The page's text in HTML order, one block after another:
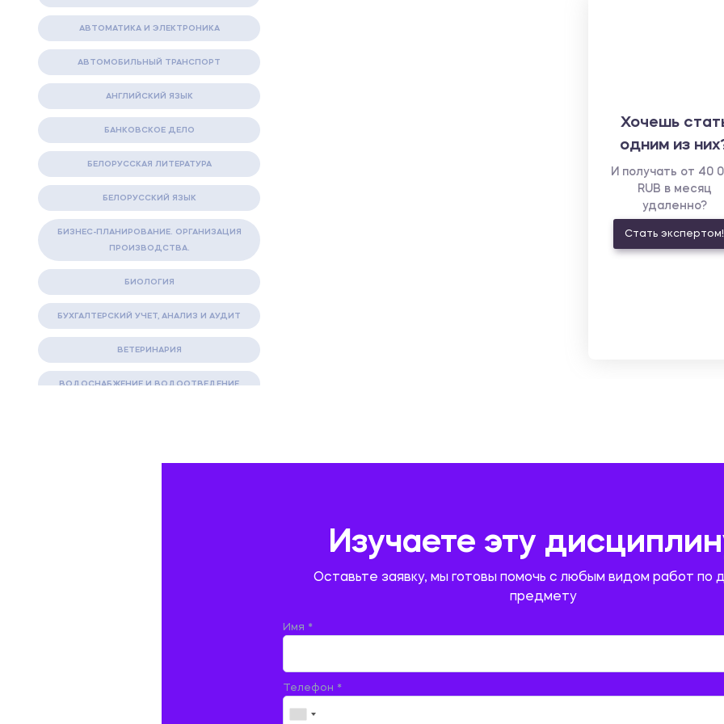
АВТОМАТИКА И ЭЛЕКТРОНИКА
АВТОМОБИЛЬНЫЙ ТРАНСПОРТ
АНГЛИЙСКИЙ ЯЗЫК
БАНКОВСКОЕ ДЕЛО
БЕЛОРУССКАЯ ЛИТЕРАТУРА
БЕЛОРУССКИЙ ЯЗЫК
БИЗНЕС-ПЛАНИРОВАНИЕ. ОРГАНИЗАЦИЯ
ПРОИЗВОДСТВА.
БИОЛОГИЯ
БУХГАЛТЕРСКИЙ УЧЕТ, АНАЛИЗ И АУДИТ
ВЕТЕРИНАРИЯ
ВОДОСНАБЖЕНИЕ И ВОДООТВЕДЕНИЕ
Хочешь
одним из
И получать от 40
RUB в месяц
удаленно?
Стать экспертом!
Изучаете эту
Оставьте заявку, мы готовы помочь с любым видом работ по
предмету
Имя *
Телефон *